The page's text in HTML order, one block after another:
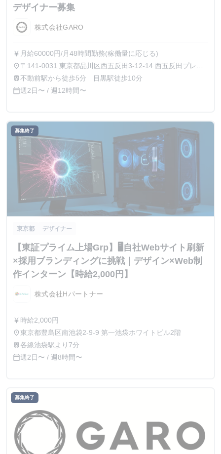
デザイナー募集
株式会社GARO
currency_yen 月給60000円/月48時間勤務(稼働量に応じる)
place 〒141-0031 東京都品川区西五反田3-12-14 西五反田プレイ
ス8階
train不動前駅から徒歩5分 目黒駅徒歩10分
calendar_today週2日〜 / 週12時間〜
募集終了
東京都 デザイナー
【東証プライム上場Grp】🖥自社Webサイト刷新
×採用ブランディングに挑戦｜デザイン×Web制
作インターン【時給2,000円】
株式会社Hパートナー
currency_yen 時給2,000円
place東京都豊島区南池袋2-9-9 第一池袋ホワイトビル2階
train 各線池袋駅より7分
calendar_today週2日〜 / 週8時間〜
募集終了